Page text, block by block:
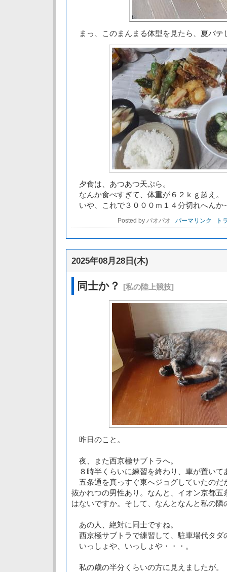
まっ、このまんまる体型を見たら、夏バテ
夕食は、あつあつ天ぷら。
なんか食べすぎて、体重が６２ｋｇ超え。
いや、これで３０００ｍ１４分切れへんか
Posted by パオパオ パーマリンク ト
2025年08月28日(木)
同士か？ [私の陸上競技]
昨日のこと。
夜、また西京極サブトラへ。
８時半くらいに練習を終わり、車が置いて
五条通を真っすぐ東へジョグしていたのだ
抜かれつの男性あり。なんと、イオン京都五
はないですか。そして、なんとなんと私の隣
あの人、絶対に同士ですね。
西京極サブトラで練習して、駐車場代タダ
いっしょや、いっしょや・・・。
私の歳の半分くらいの方に見えましたが。